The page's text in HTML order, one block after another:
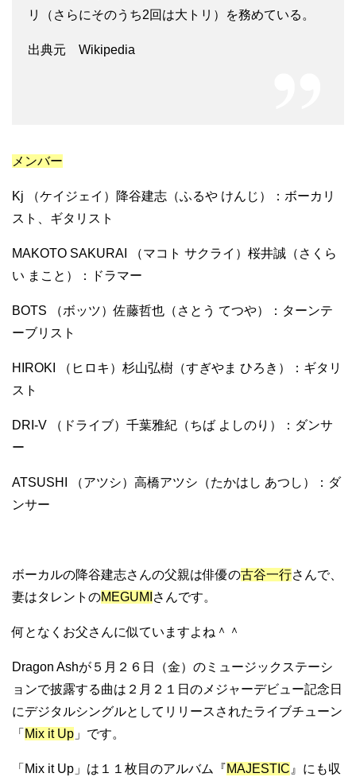
リ（さらにそのうち2回は大トリ）を務めている。
出典元 Wikipedia
メンバー
Kj （ケイジェイ）降谷建志（ふるや けんじ）：ボーカリ
スト、ギタリスト
MAKOTO SAKURAI （マコト サクライ）桜井誠（さくら
い まこと）：ドラマー
BOTS （ボッツ）佐藤哲也（さとう てつや）：ターンテ
ーブリスト
HIROKI （ヒロキ）杉山弘樹（すぎやま ひろき）：ギタリ
スト
DRI-V （ドライブ）千葉雅紀（ちば よしのり）：ダンサ
ー
ATSUSHI （アツシ）高橋アツシ（たかはし あつし）：ダ
ンサー
ボーカルの降谷建志さんの父親は俳優の古谷一行さんで、
妻はタレントのMEGUMI さんです。
何となくお父さんに似ていますよね＾＾
Dragon Ashが５月２６日（金）のミュージックステーシ
ョンで披露する曲は２月２１日のメジャーデビュー記念日
にデジタルシングルとしてリリースされたライブチューン
「 Mix it Up 」です。
「Mix it Up」は１１枚目のアルバム『MAJESTIC 』にも収